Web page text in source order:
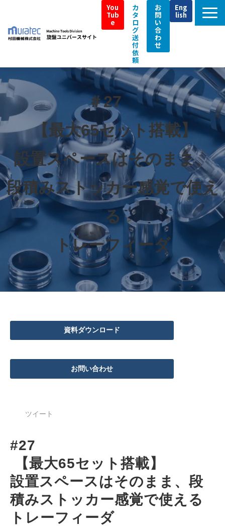
You
Tub
e
カ
タ
ロ
グ
送
付
依
頼
お
問
い
合
わ
せ
Eng
lish
TOP
ムラテックの強み
製品特長
即納機
導入事例／Customer Interview
補助金・税制支援情報
アフターサポート
イベント情報
＃27
【最大65セット搭載】
設置スペースはそのまま、
段積みストッカー感覚で使え
る
トレーフィーダ
資料ダウンロード
お問い合わせ
ツイート
#27
【最大65セット搭載】
設置スペースはそのまま、段
積みストッカー感覚で使える
トレーフィーダ